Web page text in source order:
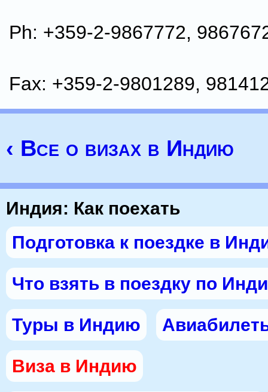
Ph: +359-2-9867772,
Fax: +359-2-9801289,
‹ Все о визах в Индию
Индия: Как поехать
Подготовка к поездке в
Что взять в поездку по
Туры в Индию
Виза в Индию